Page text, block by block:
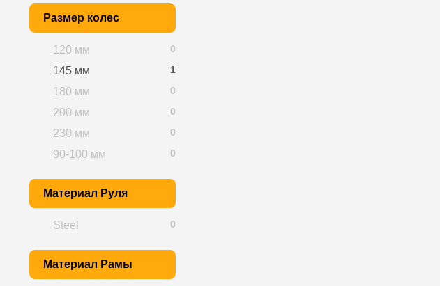
Размер колес
0
120 мм
1
145 мм
0
180 мм
0
200 мм
0
230 мм
0
90-100 мм
Материал Руля
0
Steel
Материал Рамы